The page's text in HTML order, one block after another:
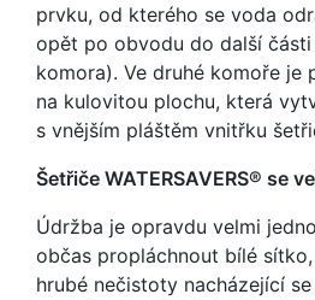
prvku, od kterého se voda
opět po obvodu do další
komora). Ve druhé komoře je
na kulovitou plochu, která
s vnějším pláštěm vnitřku
Šetřiče WATERSAVERS® se
Údržba je opravdu velmi
občas propláchnout bílé
hrubé nečistoty nacházející